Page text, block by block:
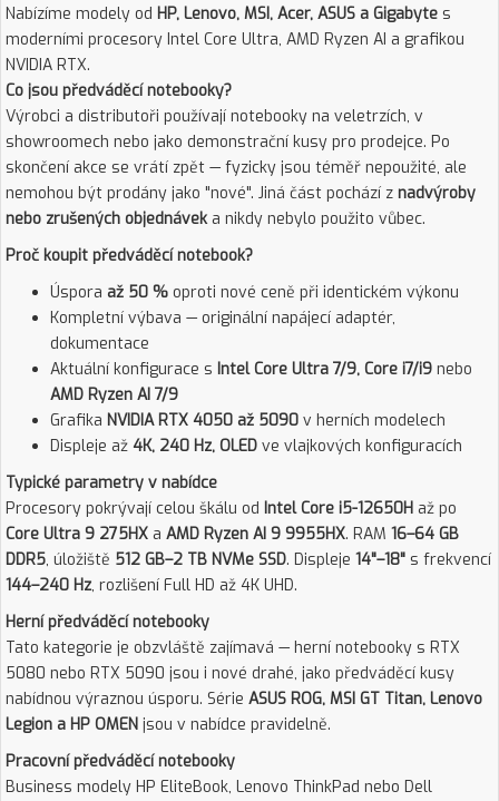
Nabízíme modely od HP, Lenovo, MSI, Acer, ASUS a Gigabyte s
moderními procesory Intel Core Ultra, AMD Ryzen AI a grafikou
NVIDIA RTX.
Co jsou předváděcí notebooky?
Výrobci a distributoři používají notebooky na veletrzích, v
showroomech nebo jako demonstrační kusy pro prodejce. Po
skončení akce se vrátí zpět — fyzicky jsou téměř nepoužité, ale
nemohou být prodány jako "nové". Jiná část pochází z nadvýroby
nebo zrušených objednáveka nikdy nebylo použito vůbec.
Proč koupit předváděcí notebook?
Úspora až 50 % oproti nové ceně při identickém výkonu
Kompletní výbava — originální napájecí adaptér,
dokumentace
Aktuální konfigurace s Intel Core Ultra 7/9, Core i7/i9 nebo
AMD Ryzen AI 7/9
Grafika NVIDIA RTX 4050 až 5090 v herních modelech
Displeje až 4K, 240 Hz, OLED ve vlajkových konfiguracích
Typické parametry v nabídce
Procesory pokrývají celou škálu od Intel Core i5-12650H až po
Core Ultra 9 275HX a AMD Ryzen AI 9 9955HX. RAM 16–64 GB
DDR5, úložiště 512 GB–2 TB NVMe SSD. Displeje 14"–18" s frekvencí
144–240 Hz, rozlišení Full HD až 4K UHD.
Herní předváděcí notebooky
Tato kategorie je obzvláště zajímavá — herní notebooky s RTX
5080 nebo RTX 5090 jsou i nové drahé, jako předváděcí kusy
nabídnou výraznou úsporu. Série ASUS ROG, MSI GT Titan, Lenovo
Legion a HP OMEN jsou v nabídce pravidelně.
Pracovní předváděcí notebooky
Business modely HP EliteBook, Lenovo ThinkPad nebo Dell